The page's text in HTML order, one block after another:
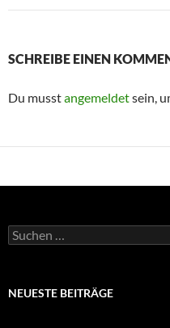
SCHREIBE EINEN
Du musstangemeldetsein,
Suchen
nach:
NEUESTE BEITRÄGE